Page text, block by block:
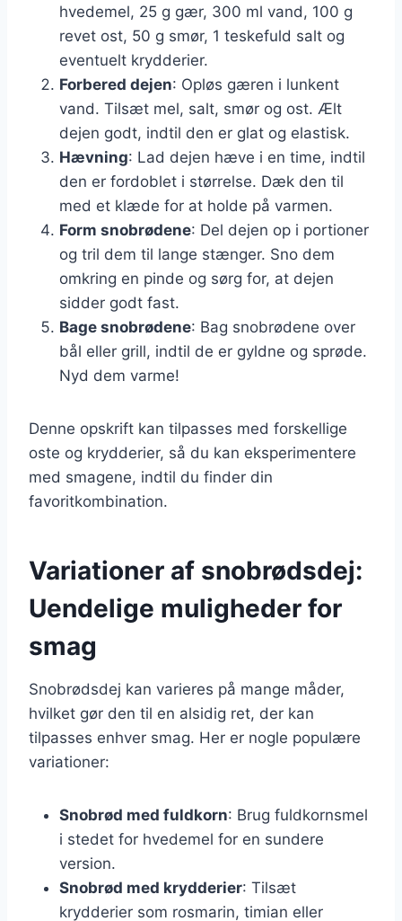
hvedemel, 25 g gær, 300 ml vand, 100 g
revet ost, 50 g smør, 1 teskefuld salt og
eventuelt krydderier.
Forbered dejen: Opløs gæren i lunkent
vand. Tilsæt mel, salt, smør og ost. Ælt
dejen godt, indtil den er glat og elastisk.
Hævning: Lad dejen hæve i en time, indtil
den er fordoblet i størrelse. Dæk den til
med et klæde for at holde på varmen.
Form snobrødene: Del dejen op i portioner
og tril dem til lange stænger. Sno dem
omkring en pinde og sørg for, at dejen
sidder godt fast.
Bage snobrødene: Bag snobrødene over
bål eller grill, indtil de er gyldne og sprøde.
Nyd dem varme!
Denne opskrift kan tilpasses med forskellige
oste og krydderier, så du kan eksperimentere
med smagene, indtil du finder din
favoritkombination.
Variationer af snobrødsdej:
Uendelige muligheder for
smag
Snobrødsdej kan varieres på mange måder,
hvilket gør den til en alsidig ret, der kan
tilpasses enhver smag. Her er nogle populære
variationer:
Snobrød med fuldkorn: Brug fuldkornsmel
i stedet for hvedemel for en sundere
version.
Snobrød med krydderier: Tilsæt
krydderier som rosmarin, timian eller